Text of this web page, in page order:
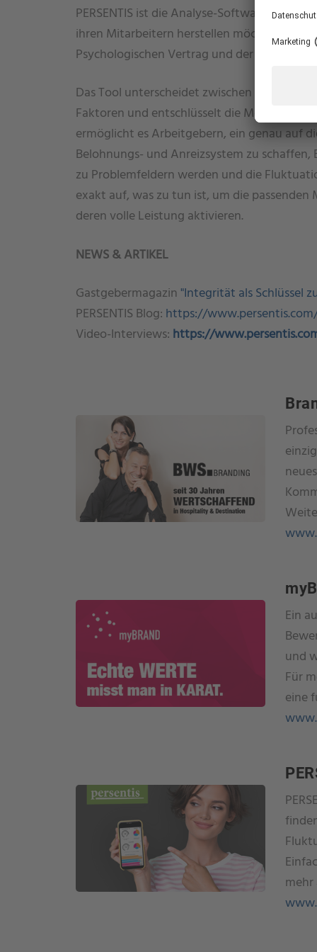
PERSENTIS ist die Analyse-Software für
ihren Mitarbeitern herstellen möchten. Der
Psychologischen Vertrag und der Erfüllung
Das Tool unterscheidet zwischen
Faktoren und entschlüsselt die Motive und
ermöglicht es Arbeitgebern, ein genau auf
Belohnungs- und Anreizsystem zu
zu Problemfeldern werden und die
exakt auf, was zu tun ist, um die
deren volle Leistung aktivieren.
NEWS & ARTIKEL
Gastgebermagazin "Integrität als Schlüssel
PERSENTIS Blog: https://
Video-Interviews: https://
Ein
und
Für
eine
mehr